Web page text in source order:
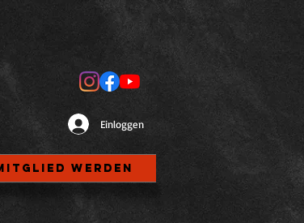
Einloggen
werden